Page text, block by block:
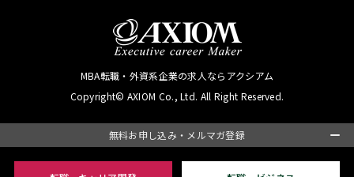
無料お申し込み・メルマガ登録
MBA転職・外資系企業の求人ならアクシアム
Copyright© AXIOM Co., Ltd. All Right Reserved.